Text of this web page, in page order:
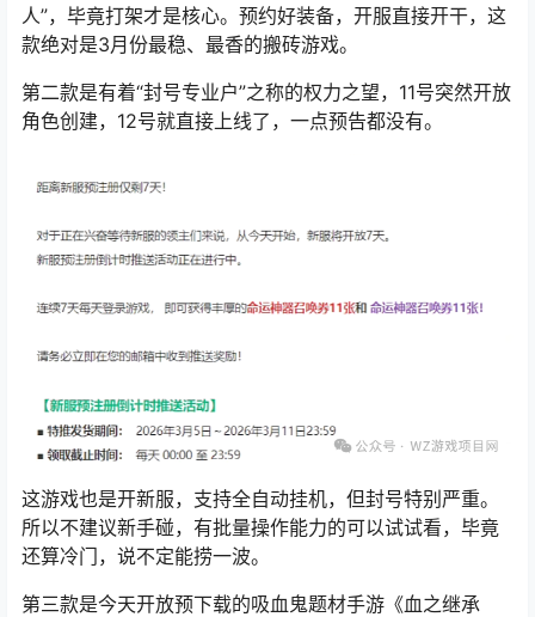
人”，毕竟打架才是核心。预约好装备，开服直接开干，这
款绝对是3月份最稳、最香的搬砖游戏。
第二款是有着“封号专业户”之称的权力之望，11号突然开放
角色创建，12号就直接上线了，一点预告都没有。
这游戏也是开新服，支持全自动挂机，但封号特别严重。
所以不建议新手碰，有批量操作能力的可以试试看，毕竟
还算冷门，说不定能捞一波。
第三款是今天开放预下载的吸血鬼题材手游《血之继承